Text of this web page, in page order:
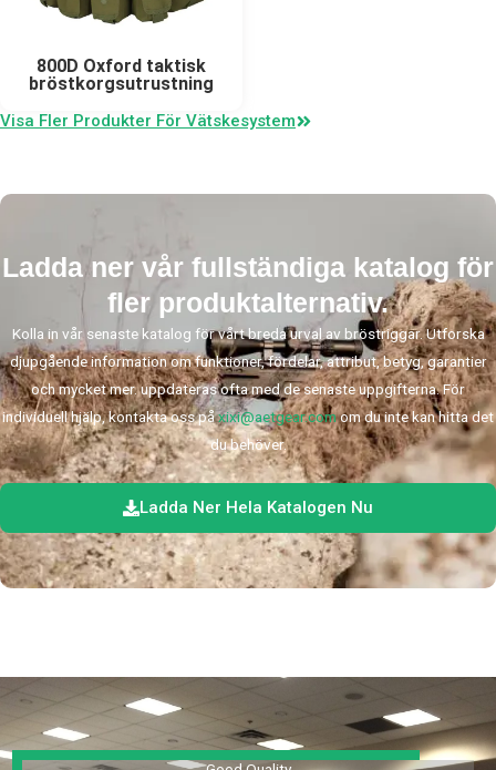
800D Oxford taktisk
bröstkorgsutrustning
Visa Fler Produkter För Vätskesystem
Ladda ner vår fullständiga katalog för
fler produktalternativ.
Kolla in vår senaste katalog för vårt breda urval av bröstriggar. Utforska
djupgående information om funktioner, fördelar, attribut, betyg, garantier
och mycket mer. uppdateras ofta med de senaste uppgifterna. För
individuell hjälp, kontakta oss påxixi@aetgear.comom du inte kan hitta det
du behöver.
Ladda Ner Hela Katalogen Nu